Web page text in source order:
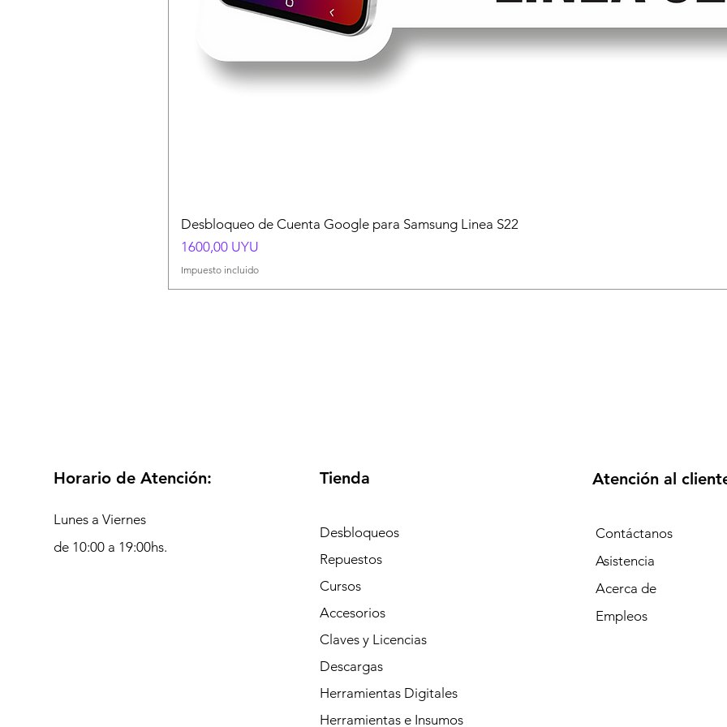
Desbloqueo de Cuenta Google para Samsung Linea S22
Precio
1600,00 UYU
Impuesto incluido
Horario de Atención:
Lunes a Viernes
de 10:00 a 19:00hs.
Tienda
Desbloqueos
Repuestos
Cursos
Accesorios
Claves y Licencias
Descargas
Herramientas Digitales
Herramientas e Insumos
Atención al
Contáctanos
Asistencia
Acerca de
Empleos